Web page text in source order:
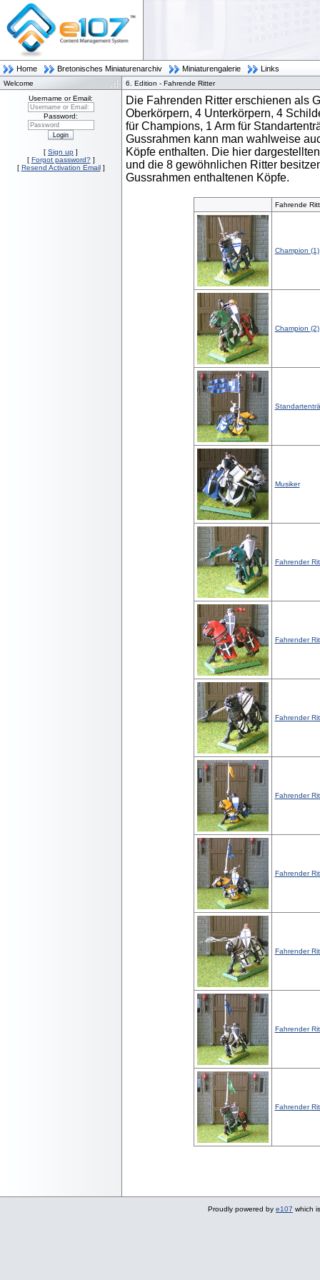
Home Bretonisches Miniaturenarchiv Miniaturengalerie Links
Welcome
Username or Email:
Username
or
Email:
Password:
Password
[ Sign up ]
[ Forgot password?]
[ Resend Activation Email]
6. Edition - Fahrende Ritter
Die Fahrenden Ritter erschienen als
Oberkörpern, 4 Unterkörpern, 4
für Champions, 1 Arm für
Gussrahmen kann man wahlweise
Köpfe enthalten. Die hier
und die 8 gewöhnlichen Ritter
Gussrahmen enthaltenen Köpfe.
Fahrende
Champion (1)
Champion (2)
Musiker
Fahrender
Fahrender
Fahrender
Fahrender
Fahrender
Fahrender
Fahrender
Fahrender
Proudly powered by e107 which